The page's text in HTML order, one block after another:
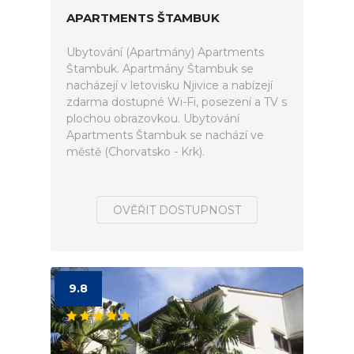
APARTMENTS ŠTAMBUK
Ubytování (Apartmány) Apartments
Štambuk. Apartmány Štambuk se
nacházejí v letovisku Njivice a nabízejí
zdarma dostupné Wi-Fi, posezení a TV s
plochou obrazovkou. Ubytování
Apartments Štambuk se nachází ve
městě (Chorvatsko - Krk).
OVĚŘIT DOSTUPNOST
9.8